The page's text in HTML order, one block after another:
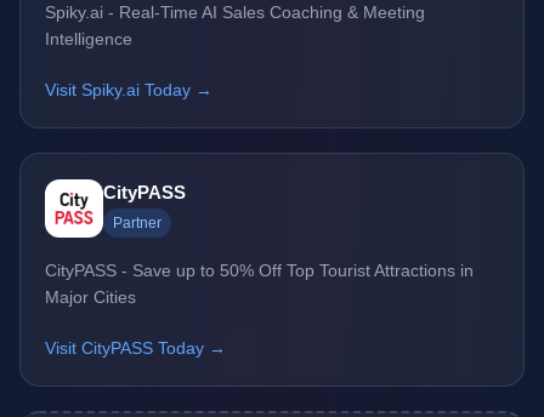
Spiky.ai - Real-Time AI Sales Coaching & Meeting
Intelligence
Visit Spiky.ai Today →
CityPASS
Partner
CityPASS - Save up to 50% Off Top Tourist Attractions in
Major Cities
Visit CityPASS Today →